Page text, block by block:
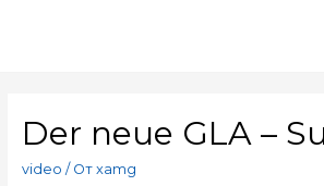
Der neue GLA –
video / От xamg